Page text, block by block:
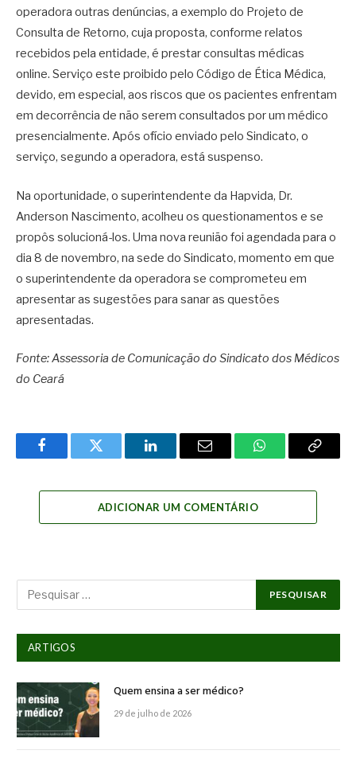
operadora outras denúncias, a exemplo do Projeto de
Consulta de Retorno, cuja proposta, conforme relatos
recebidos pela entidade, é prestar consultas médicas
online. Serviço este proibido pelo Código de Ética Médica,
devido, em especial, aos riscos que os pacientes enfrentam
em decorrência de não serem consultados por um médico
presencialmente. Após ofício enviado pelo Sindicato, o
serviço, segundo a operadora, está suspenso.
Na oportunidade, o superintendente da Hapvida, Dr.
Anderson Nascimento, acolheu os questionamentos e se
propôs solucioná-los. Uma nova reunião foi agendada para o
dia 8 de novembro, na sede do Sindicato, momento em que
o superintendente da operadora se comprometeu em
apresentar as sugestões para sanar as questões
apresentadas.
Fonte: Assessoria de Comunicação do Sindicato dos Médicos
do Ceará
FacebookTwitter LinkedInEmail WhatsAppCopy
ADICIONAR UM COMENTÁRIO
ARTIGOS
Quem ensina a ser médico?
29 de julho de 2026